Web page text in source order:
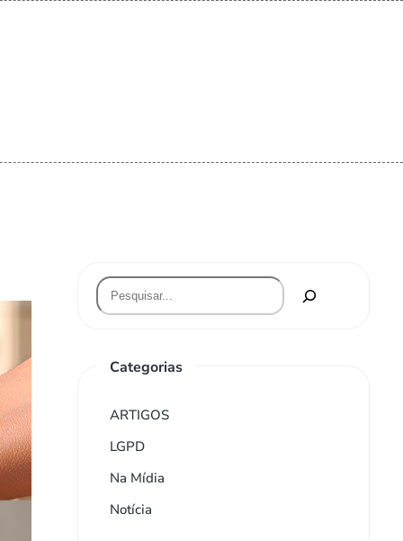
Categorias
ARTIGOS
LGPD
Na Mídia
Notícia